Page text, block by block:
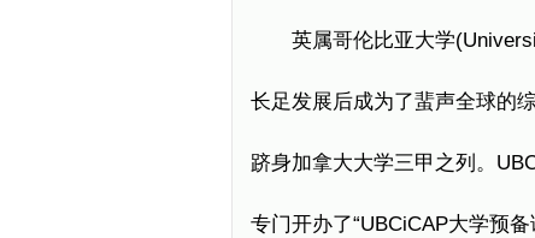
英属哥伦比亚大学
长足发展后成为了蜚声全球的
跻身加拿大大学三甲之列。
专门开办了“UBCiCAP大学预备